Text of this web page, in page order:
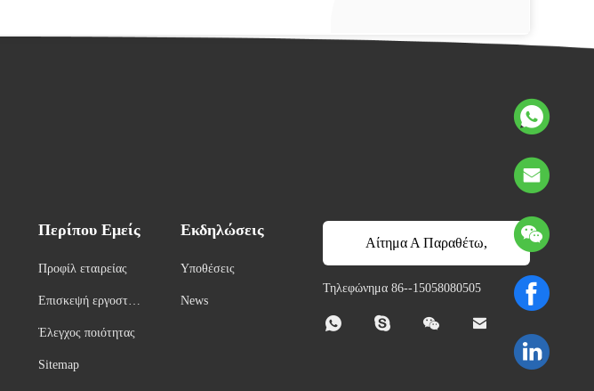
Περίπου Εμείς
Προφίλ εταιρείας
Επισκεψή εργοστασί
Έλεγχος ποιότητας
Sitemap
Εκδηλώσεις
Υποθέσεις
News
Αίτημα Α Παραθέτω,
αναφορά
Τηλεφώνημα 86--15058080505
   